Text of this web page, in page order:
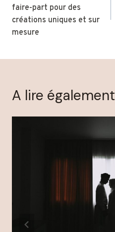
l’article
faire-part pour des
créations uniques et sur
mesure
A lire également